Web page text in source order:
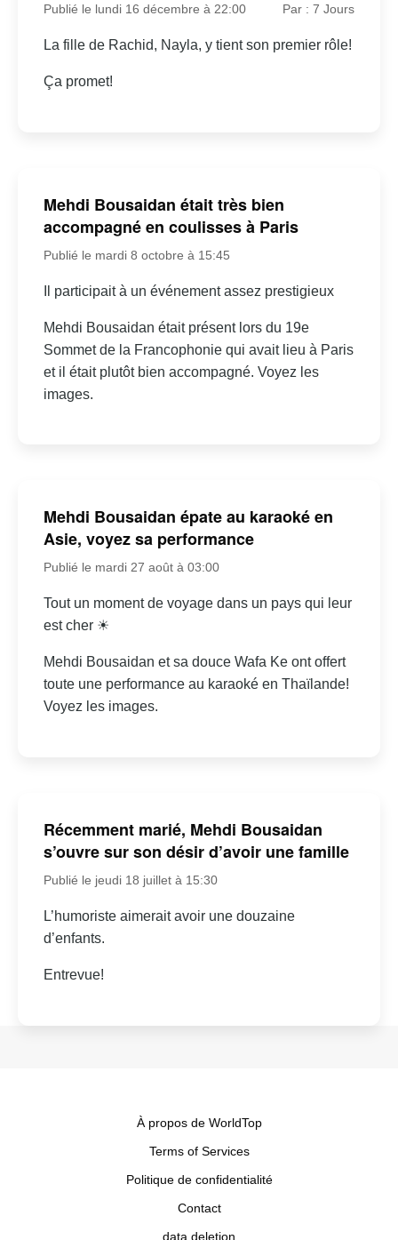
Publié le lundi 16 décembre à 22:00 Par : 7 Jours
La fille de Rachid, Nayla, y tient son premier rôle!
Ça promet!
Mehdi Bousaidan était très bien
accompagné en coulisses à Paris
Publié le mardi 8 octobre à 15:45
Il participait à un événement assez prestigieux
Mehdi Bousaidan était présent lors du 19e
Sommet de la Francophonie qui avait lieu à Paris
et il était plutôt bien accompagné. Voyez les
images.
Mehdi Bousaidan épate au karaoké en
Asie, voyez sa performance
Publié le mardi 27 août à 03:00
Tout un moment de voyage dans un pays qui leur
est cher ☀
Mehdi Bousaidan et sa douce Wafa Ke ont offert
toute une performance au karaoké en Thaïlande!
Voyez les images.
Récemment marié, Mehdi Bousaidan
s’ouvre sur son désir d’avoir une famille
Publié le jeudi 18 juillet à 15:30
L’humoriste aimerait avoir une douzaine
d’enfants.
Entrevue!
À propos de WorldTop
Terms of Services
Politique de confidentialité
Contact
data deletion